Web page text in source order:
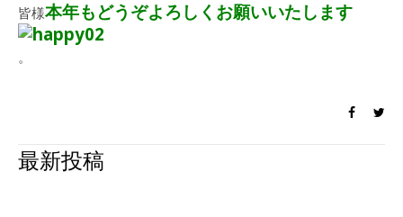
皆様本年もどうぞよろしくお願いいたします
。
最新投稿